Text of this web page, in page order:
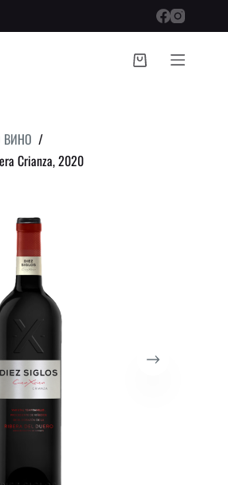
Shopping
ВИНО /
Crianza, 2020